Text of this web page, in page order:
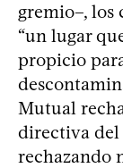
gremio–, los
“un lugar
propicio
Mutual
directiva del
rechazando